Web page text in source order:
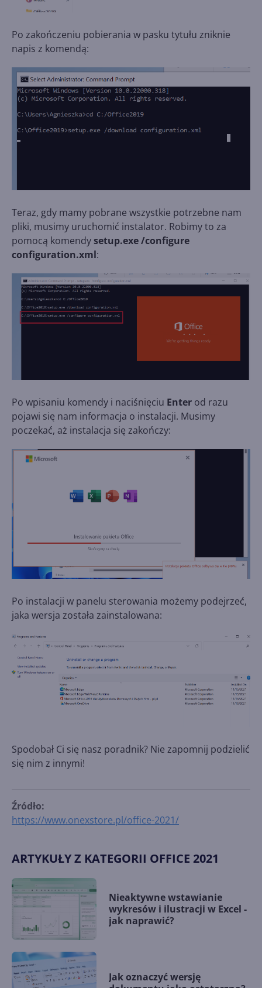
Po zakończeniu pobierania w pasku tytułu zniknie
napis z komendą:
Teraz, gdy mamy pobrane wszystkie potrzebne nam
pliki, musimy uruchomić instalator. Robimy to za
pomocą komendysetup.exe /configure
configuration.xml:
Po wpisaniu komendy i naciśnięciu Enter od razu
pojawi się nam informacja o instalacji. Musimy
poczekać, aż instalacja się zakończy:
Po instalacji w panelu sterowania możemy podejrzeć,
jaka wersja została zainstalowana:
Spodobał Ci się nasz poradnik? Nie zapomnij podzielić
się nim z innymi!
Źródło:
https://www.onexstore.pl/office-2021/
ARTYKUŁY Z KATEGORII OFFICE 2021
Nieaktywne wstawianie
wykresów i ilustracji w Excel -
jak naprawić?
Jak oznaczyć wersję